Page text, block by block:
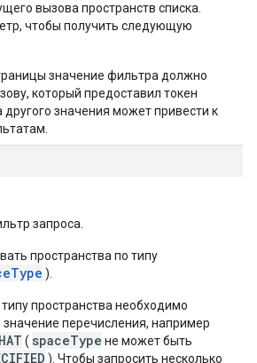
вызова пространств списка.
чтобы получить следующую
значение фильтра должно
который предоставил токен
значения может привести к
запроса.
пространства по типу
).
пространства необходимо
значение перечисления, например
( spaceType не может быть
). Чтобы запросить несколько